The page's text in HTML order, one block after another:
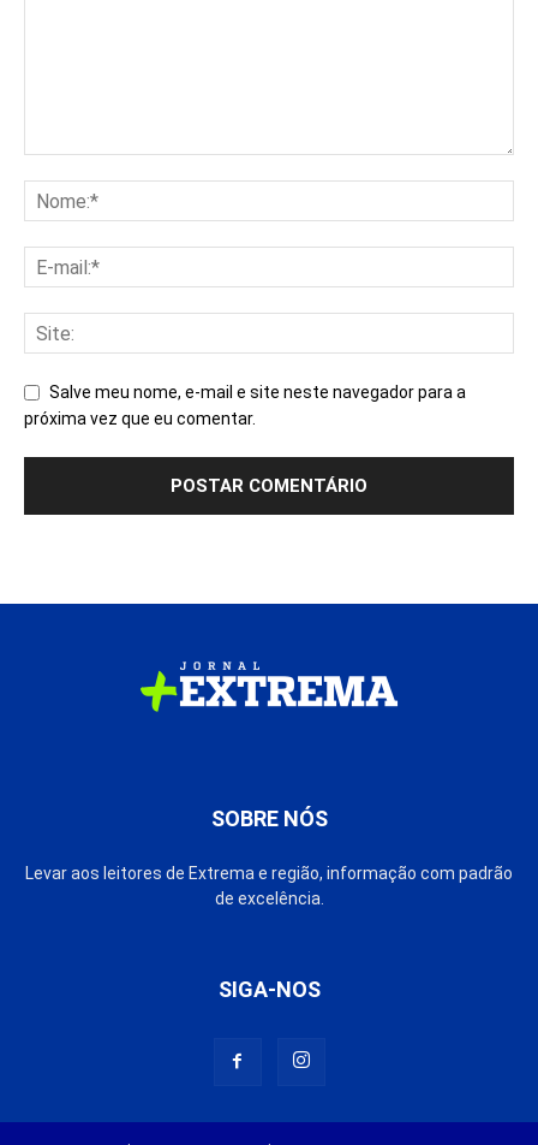
Salve meu nome, e-mail e site neste navegador para a
próxima vez que eu comentar.
SOBRE NÓS
Levar aos leitores de Extrema e região, informação com padrão
de excelência.
SIGA-NOS